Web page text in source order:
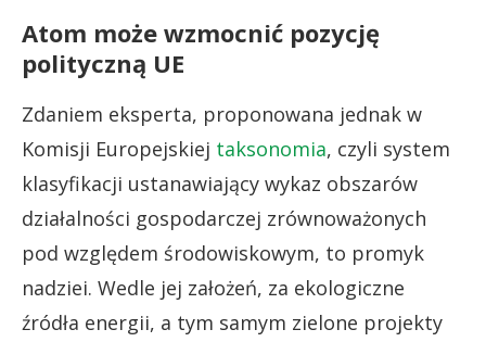
Atom może wzmocnić pozycję
polityczną UE
Zdaniem eksperta, proponowana jednak w
Komisji Europejskiej taksonomia, czyli system
klasyfikacji ustanawiający wykaz obszarów
działalności gospodarczej zrównoważonych
pod względem środowiskowym, to promyk
nadziei. Wedle jej założeń, za ekologiczne
źródła energii, a tym samym zielone projekty